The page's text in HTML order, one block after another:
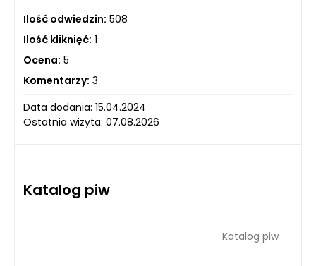
Ilość odwiedzin: 508
Ilość kliknięć: 1
Ocena: 5
Komentarzy: 3
Data dodania: 15.04.2024
Ostatnia wizyta: 07.08.2026
Katalog piw
Katalog piw